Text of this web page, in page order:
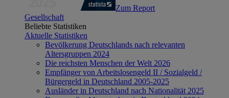
Zum Report
Gesellschaft
Beliebte Statistiken
Aktuelle Statistiken
Bevölkerung Deutschlands nach relevanten
Altersgruppen 2024
Die reichsten Menschen der Welt 2026
Empfänger von Arbeitslosengeld II / Sozialgeld /
Bürgergeld in Deutschland 2005-2025
Ausländer in Deutschland nach Nationalität 2025